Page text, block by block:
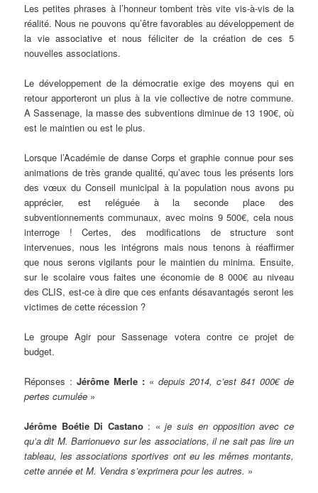
Les petites phrases à l’honneur tombent très vite vis-à-vis de la
réalité. Nous ne pouvons qu’être favorables au développement de
la vie associative et nous féliciter de la création de ces 5
nouvelles associations.
Le développement de la démocratie exige des moyens qui en
retour apporteront un plus à la vie collective de notre commune.
A Sassenage, la masse des subventions diminue de 13 190€, où
est le maintien ou est le plus.
Lorsque l’Académie de danse Corps et graphie connue pour ses
animations de très grande qualité, qu’avec tous les présents lors
des vœux du Conseil municipal à la population nous avons pu
apprécier, est reléguée à la seconde place des
subventionnements communaux, avec moins 9 500€, cela nous
interroge ! Certes, des modifications de structure sont
intervenues, nous les intégrons mais nous tenons à réaffirmer
que nous serons vigilants pour le maintien du minima. Ensuite,
sur le scolaire vous faites une économie de 8 000€ au niveau
des CLIS, est-ce à dire que ces enfants désavantagés seront les
victimes de cette récession ?
Le groupe Agir pour Sassenage votera contre ce projet de
budget.
Réponses :Jérôme Merle : « depuis 2014, c’est 841 000€ de
pertes cumulée »
Jérôme Boétie Di Castano: « je suis en opposition avec ce
qu’a dit M. Barrionuevo sur les associations, il ne sait pas lire un
tableau, les associations sportives ont eu les mêmes montants,
cette année et M. Vendra s’exprimera pour les autres. »